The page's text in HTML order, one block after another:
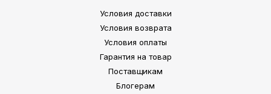
Условия доставки
Условия возврата
Условия оплаты
Гарантия на товар
Поставщикам
Блогерам